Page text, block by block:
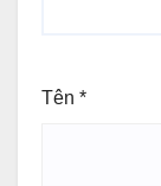
Tên *